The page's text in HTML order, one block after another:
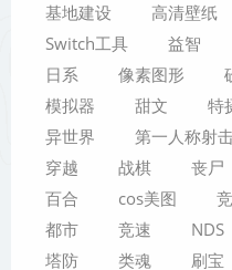
基地建设
高清壁纸
Switch工具
益智
日系
像素图形
模拟器
甜文 特
异世界
第一人称射
穿越
战棋 丧尸
百合
cos美图
都市
竞速 NDS
塔防
类魂 刷宝